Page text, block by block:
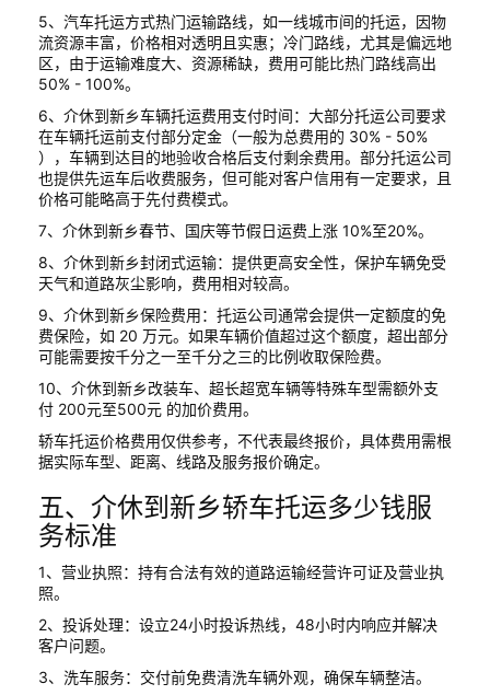
5、汽车托运方式热门运输路线，如一线城市间的托运，因物
流资源丰富，价格相对透明且实惠；冷门路线，尤其是偏远地
区，由于运输难度大、资源稀缺，费用可能比热门路线高出
50% - 100%。
6、介休到新乡车辆托运费用支付时间：大部分托运公司要求
在车辆托运前支付部分定金（一般为总费用的 30% - 50%
），车辆到达目的地验收合格后支付剩余费用。部分托运公司
也提供先运车后收费服务，但可能对客户信用有一定要求，且
价格可能略高于先付费模式。
7、介休到新乡春节、国庆等节假日运费上涨 10%至20%。
8、介休到新乡封闭式运输：提供更高安全性，保护车辆免受
天气和道路灰尘影响，费用相对较高。
9、介休到新乡保险费用：托运公司通常会提供一定额度的免
费保险，如 20 万元。如果车辆价值超过这个额度，超出部分
可能需要按千分之一至千分之三的比例收取保险费。
10、介休到新乡改装车、超长超宽车辆等特殊车型需额外支
付 200元至500元 的加价费用。
轿车托运价格费用仅供参考，不代表最终报价，具体费用需根
据实际车型、距离、线路及服务报价确定。
五、介休到新乡轿车托运多少钱服
务标准
1、营业执照：持有合法有效的道路运输经营许可证及营业执
照。
2、投诉处理：设立24小时投诉热线，48小时内响应并解决
客户问题。
3、洗车服务：交付前免费清洗车辆外观，确保车辆整洁。